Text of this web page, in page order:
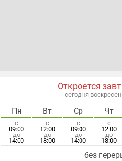
Откроется
сегодня
Пн
с
09:00
до
14:00
Вт
с
12:00
до
18:00
Ср
с
09:00
до
14:00
Чт
с
12:00
до
18:00
без